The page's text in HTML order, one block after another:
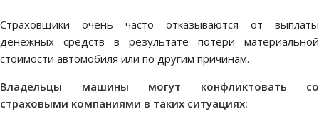
Страховщики очень часто отказываются от выплаты
денежных средств в результате потери материальной
стоимости автомобиля или по другим причинам.
Владельцы машины могут конфликтовать со
страховыми компаниями в таких ситуациях: